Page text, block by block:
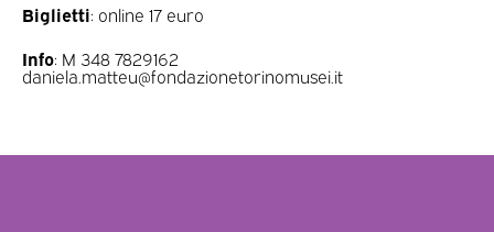
Biglietti: online 17 euro
Info: M 348 7829162
daniela.matteu@fondazionetorinomusei.it